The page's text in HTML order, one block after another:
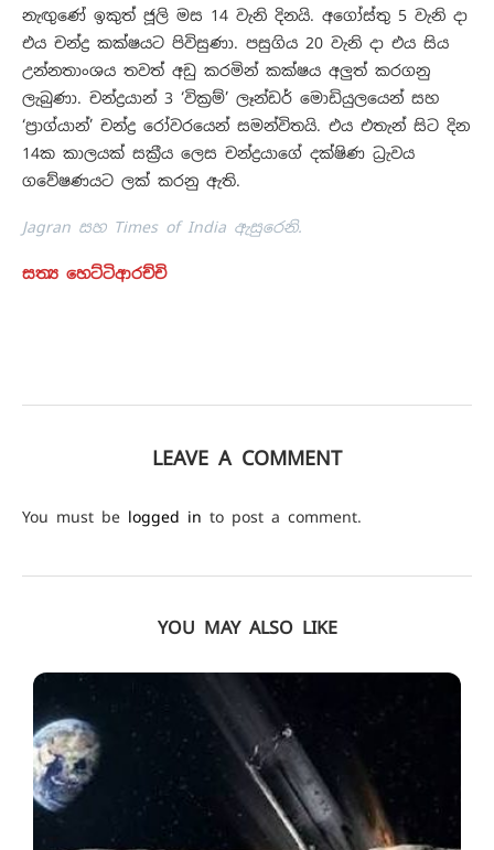
නැඟුණේ ඉකුත් ජූලි මස 14 වැනි දිනයි. අගෝස්තු 5 වැනි දා
එය චන්ද්‍ර කක්ෂයට පිවිසුණා. පසුගිය 20 වැනි දා එය සිය
උන්නතාංශය තවත් අඩු කරමින් කක්ෂය අලුත් කරගනු
ලැබුණා. චන්ද්‍රයාන් 3 ‘වික්‍රම්’ ලෑන්ඩර් මොඩියුලයෙන් සහ
‘ප්‍රාග්යාන්’ චන්ද්‍ර රෝවරයෙන් සමන්විතයි. එය එතැන් සිට දින
14ක කාලයක් සක්‍රීය ලෙස චන්ද්‍රයාගේ දක්ෂිණ ධ්‍රැවය
ගවේෂණයට ලක් කරනු ඇති.
Jagran සහ Times of India ඇසුරෙනි.
සත්‍ය හෙට්ටිආරච්චි
LEAVE A COMMENT
You must be logged in to post a comment.
YOU MAY ALSO LIKE